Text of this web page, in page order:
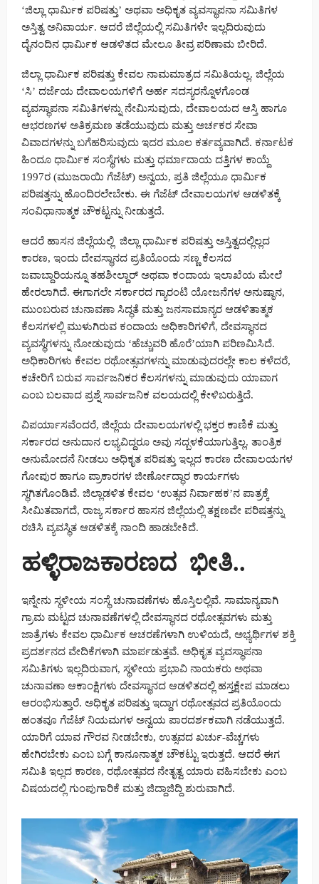
‘ಜಿಲ್ಲಾ ಧಾರ್ಮಿಕ ಪರಿಷತ್ತು’ ಅಥವಾ ಅಧಿಕೃತ ವ್ಯವಸ್ಥಾಪನಾ ಸಮಿತಿಗಳ
ಅಸ್ತಿತ್ವ ಅನಿವಾರ್ಯ. ಆದರೆ ಜಿಲ್ಲೆಯಲ್ಲಿ ಸಮಿತಿಗಳೇ ಇಲ್ಲದಿರುವುದು
ದೈನಂದಿನ ಧಾರ್ಮಿಕ ಆಡಳಿತದ ಮೇಲೂ ತೀವ್ರ ಪರಿಣಾಮ ಬೀರಿದೆ.
ಜಿಲ್ಲಾ ಧಾರ್ಮಿಕ ಪರಿಷತ್ತು ಕೇವಲ ನಾಮಮಾತ್ರದ ಸಮಿತಿಯಲ್ಲ. ಜಿಲ್ಲೆಯ
‘ಸಿ’ ದರ್ಜೆಯ ದೇವಾಲಯಗಳಿಗೆ ಅರ್ಹ ಸದಸ್ಯರನ್ನೊಳಗೊಂಡ
ವ್ಯವಸ್ಥಾಪನಾ ಸಮಿತಿಗಳನ್ನು ನೇಮಿಸುವುದು, ದೇವಾಲಯದ ಆಸ್ತಿ ಹಾಗೂ
ಆಭರಣಗಳ ಅತಿಕ್ರಮಣ ತಡೆಯುವುದು ಮತ್ತು ಅರ್ಚಕರ ಸೇವಾ
ವಿವಾದಗಳನ್ನು ಬಗೆಹರಿಸುವುದು ಇದರ ಮೂಲ ಕರ್ತವ್ಯವಾಗಿದೆ. ಕರ್ನಾಟಕ
ಹಿಂದೂ ಧಾರ್ಮಿಕ ಸಂಸ್ಥೆಗಳು ಮತ್ತು ಧರ್ಮಾದಾಯ ದತ್ತಿಗಳ ಕಾಯ್ದೆ
1997ರ (ಮುಜರಾಯಿ ಗೆಜೆಟ್) ಅನ್ವಯ, ಪ್ರತಿ ಜಿಲ್ಲೆಯೂ ಧಾರ್ಮಿಕ
ಪರಿಷತ್ತನ್ನು ಹೊಂದಿರಲೇಬೇಕು. ಈ ಗೆಜೆಟ್ ದೇವಾಲಯಗಳ ಆಡಳಿತಕ್ಕೆ
ಸಂವಿಧಾನಾತ್ಮಕ ಚೌಕಟ್ಟನ್ನು ನೀಡುತ್ತದೆ.
ಆದರೆ ಹಾಸನ ಜಿಲ್ಲೆಯಲ್ಲಿ ಜಿಲ್ಲಾ ಧಾರ್ಮಿಕ ಪರಿಷತ್ತು ಅಸ್ತಿತ್ವದಲ್ಲಿಲ್ಲದ
ಕಾರಣ, ಇಂದು ದೇವಸ್ಥಾನದ ಪ್ರತಿಯೊಂದು ಸಣ್ಣ ಕೆಲಸದ
ಜವಾಬ್ದಾರಿಯನ್ನೂ ತಹಶೀಲ್ದಾರ್ ಅಥವಾ ಕಂದಾಯ ಇಲಾಖೆಯ ಮೇಲೆ
ಹೇರಲಾಗಿದೆ. ಈಗಾಗಲೇ ಸರ್ಕಾರದ ಗ್ಯಾರಂಟಿ ಯೋಜನೆಗಳ ಅನುಷ್ಠಾನ,
ಮುಂಬರುವ ಚುನಾವಣಾ ಸಿದ್ಧತೆ ಮತ್ತು ಜನಸಾಮಾನ್ಯರ ಆಡಳಿತಾತ್ಮಕ
ಕೆಲಸಗಳಲ್ಲಿ ಮುಳುಗಿರುವ ಕಂದಾಯ ಅಧಿಕಾರಿಗಳಿಗೆ, ದೇವಸ್ಥಾನದ
ವ್ಯವಸ್ಥೆಗಳನ್ನು ನೋಡುವುದು ‘ಹೆಚ್ಚುವರಿ ಹೊರೆ’ಯಾಗಿ ಪರಿಣಮಿಸಿದೆ.
ಅಧಿಕಾರಿಗಳು ಕೇವಲ ರಥೋತ್ಸವಗಳನ್ನು ಮಾಡುವುದರಲ್ಲೇ ಕಾಲ ಕಳೆದರೆ,
ಕಚೇರಿಗೆ ಬರುವ ಸಾರ್ವಜನಿಕರ ಕೆಲಸಗಳನ್ನು ಮಾಡುವುದು ಯಾವಾಗ
ಎಂಬ ಬಲವಾದ ಪ್ರಶ್ನೆ ಸಾರ್ವಜನಿಕ ವಲಯದಲ್ಲಿ ಕೇಳಿಬರುತ್ತಿದೆ.
ವಿಪರ್ಯಾಸವೆಂದರೆ, ಜಿಲ್ಲೆಯ ದೇವಾಲಯಗಳಲ್ಲಿ ಭಕ್ತರ ಕಾಣಿಕೆ ಮತ್ತು
ಸರ್ಕಾರದ ಅನುದಾನ ಲಭ್ಯವಿದ್ದರೂ ಅವು ಸದ್ಬಳಕೆಯಾಗುತ್ತಿಲ್ಲ. ತಾಂತ್ರಿಕ
ಅನುಮೋದನೆ ನೀಡಲು ಅಧಿಕೃತ ಪರಿಷತ್ತು ಇಲ್ಲದ ಕಾರಣ ದೇವಾಲಯಗಳ
ಗೋಪುರ ಹಾಗೂ ಪ್ರಾಕಾರಗಳ ಜೀರ್ಣೋದ್ಧಾರ ಕಾರ್ಯಗಳು
ಸ್ಥಗಿತಗೊಂಡಿವೆ. ಜಿಲ್ಲಾಡಳಿತ ಕೇವಲ ‘ಉತ್ಸವ ನಿರ್ವಾಹಕ’ನ ಪಾತ್ರಕ್ಕೆ
ಸೀಮಿತವಾಗದೆ, ರಾಜ್ಯ ಸರ್ಕಾರ ಹಾಸನ ಜಿಲ್ಲೆಯಲ್ಲಿ ತಕ್ಷಣವೇ ಪರಿಷತ್ತನ್ನು
ರಚಿಸಿ ವ್ಯವಸ್ಥಿತ ಆಡಳಿತಕ್ಕೆ ನಾಂದಿ ಹಾಡಬೇಕಿದೆ.
ಹಳ್ಳಿರಾಜಕಾರಣದ ಭೀತಿ..
ಇನ್ನೇನು ಸ್ಥಳೀಯ ಸಂಸ್ಥೆ ಚುನಾವಣೆಗಳು ಹೊಸ್ತಿಲಲ್ಲಿವೆ. ಸಾಮಾನ್ಯವಾಗಿ
ಗ್ರಾಮ ಮಟ್ಟದ ಚುನಾವಣೆಗಳಲ್ಲಿ ದೇವಸ್ಥಾನದ ರಥೋತ್ಸವಗಳು ಮತ್ತು
ಜಾತ್ರೆಗಳು ಕೇವಲ ಧಾರ್ಮಿಕ ಆಚರಣೆಗಳಾಗಿ ಉಳಿಯದೆ, ಅಭ್ಯರ್ಥಿಗಳ ಶಕ್ತಿ
ಪ್ರದರ್ಶನದ ವೇದಿಕೆಗಳಾಗಿ ಮಾರ್ಪಡುತ್ತವೆ. ಅಧಿಕೃತ ವ್ಯವಸ್ಥಾಪನಾ
ಸಮಿತಿಗಳು ಇಲ್ಲದಿರುವಾಗ, ಸ್ಥಳೀಯ ಪ್ರಭಾವಿ ನಾಯಕರು ಅಥವಾ
ಚುನಾವಣಾ ಆಕಾಂಕ್ಷಿಗಳು ದೇವಸ್ಥಾನದ ಆಡಳಿತದಲ್ಲಿ ಹಸ್ತಕ್ಷೇಪ ಮಾಡಲು
ಆರಂಭಿಸುತ್ತಾರೆ. ಅಧಿಕೃತ ಪರಿಷತ್ತು ಇದ್ದಾಗ ರಥೋತ್ಸವದ ಪ್ರತಿಯೊಂದು
ಹಂತವೂ ಗೆಜೆಟ್ ನಿಯಮಗಳ ಅನ್ವಯ ಪಾರದರ್ಶಕವಾಗಿ ನಡೆಯುತ್ತದೆ.
ಯಾರಿಗೆ ಯಾವ ಗೌರವ ನೀಡಬೇಕು, ಉತ್ಸವದ ಖರ್ಚು-ವೆಚ್ಚಗಳು
ಹೇಗಿರಬೇಕು ಎಂಬ ಬಗ್ಗೆ ಕಾನೂನಾತ್ಮಕ ಚೌಕಟ್ಟು ಇರುತ್ತದೆ. ಆದರೆ ಈಗ
ಸಮಿತಿ ಇಲ್ಲದ ಕಾರಣ, ರಥೋತ್ಸವದ ನೇತೃತ್ವ ಯಾರು ವಹಿಸಬೇಕು ಎಂಬ
ವಿಷಯದಲ್ಲಿ ಗುಂಪುಗಾರಿಕೆ ಮತ್ತು ಜಿದ್ದಾಜಿದ್ದಿ ಶುರುವಾಗಿದೆ.